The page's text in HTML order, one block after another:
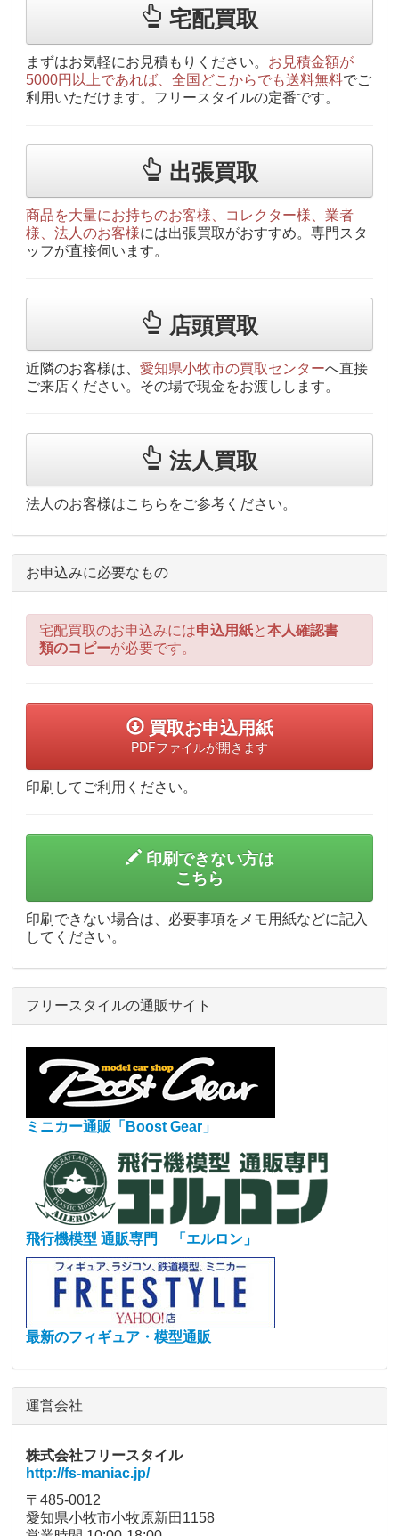
宅配買取
まずはお気軽にお見積もりください。 お見積金額が
5000円以上であれば、全国どこからでも送料無料でご
利用いただけます。フリースタイルの定番です。
出張買取
商品を大量にお持ちのお客様、コレクター様、業者
様、法人のお客様には出張買取がおすすめ。専門スタ
ッフが直接伺います。
店頭買取
近隣のお客様は、愛知県小牧市の買取センターへ直接
ご来店ください。その場で現金をお渡しします。
法人買取
法人のお客様はこちらをご参考ください。
お申込みに必要なもの
宅配買取のお申込みには申込用紙と本人確認書
類のコピーが必要です。
買取お申込用紙
PDFファイルが開きます
印刷してご利用ください。
印刷できない方は
こちら
印刷できない場合は、必要事項をメモ用紙などに記入
してください。
フリースタイルの通販サイト
ミニカー通販「Boost Gear」
飛行機模型 通販専門 「エルロン」
最新のフィギュア・模型通販
運営会社
株式会社フリースタイル
http://fs-maniac.jp/
〒485-0012
愛知県小牧市小牧原新田1158